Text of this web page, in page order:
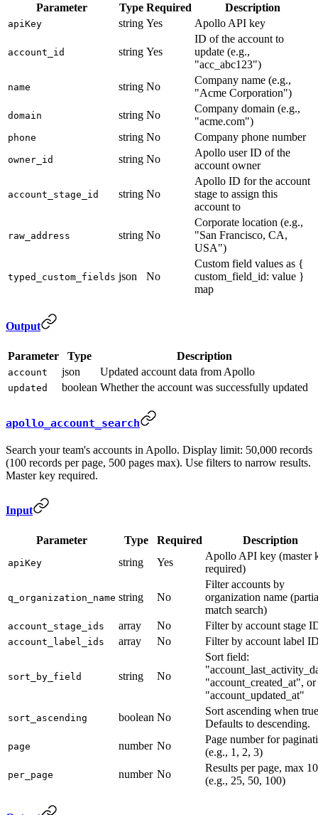
Parameter Type Required Description
apiKey string Yes Apollo API key
account_id string Yes
ID of the account to
update (e.g.,
"acc_abc123")
name string No
Company name (e.g.,
"Acme Corporation")
domain string No
Company domain (e.g.,
"acme.com")
phone string No Company phone number
owner_id string No
Apollo user ID of the
account owner
account_stage_id string No
Apollo ID for the account
stage to assign this
account to
raw_address string No
Corporate location (e.g.,
"San Francisco, CA,
USA")
typed_custom_fields json No
Custom field values as {
custom_field_id: value }
map
Output
Parameter Type Description
account json Updated account data from Apollo
updated boolean Whether the account was successfully updated
apollo_account_search
Search your team's accounts in Apollo. Display limit: 50,000 records
(100 records per page, 500 pages max). Use filters to narrow results.
Master key required.
Input
Parameter Type Required Description
apiKey string Yes
Apollo API key (master
required)
q_organization_name string No
Filter accounts by
organization name
match search)
account_stage_ids array No Filter by account stage
account_label_ids array No Filter by account label
sort_by_field string No
Sort field:
"account_created_at", or
"account_updated_at"
sort_ascending boolean No
Sort ascending when
Defaults to descending.
page number No
Page number for
(e.g., 1, 2, 3)
per_page number No
Results per page, max
(e.g., 25, 50, 100)